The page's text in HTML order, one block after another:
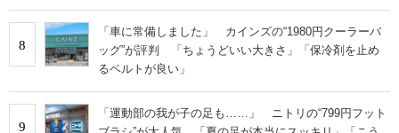
8
「車に常備しました」 カインズの“1980円クーラーバ
ッグ”が評判 「ちょうどいい大きさ」「保冷剤を止め
るベルトが良い」
9
「運動部の我が子の足も……」 ニトリの“799円フット